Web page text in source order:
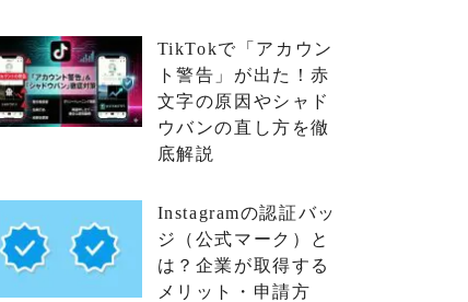
TikTokで「アカウン
ト警告」が出た！赤
文字の原因やシャド
ウバンの直し方を徹
底解説
Instagramの認証バッ
ジ（公式マーク）と
は？企業が取得する
メリット・申請方